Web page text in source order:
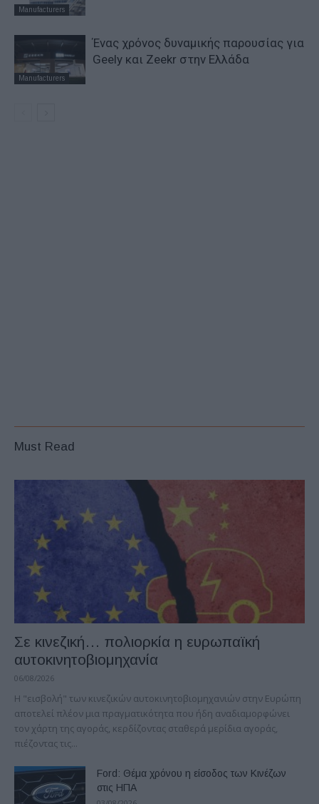
Manufacturers
Manufacturers
Ένας χρόνος δυναμικής παρουσίας για
Geely και Zeekr στην Ελλάδα
Must Read
Σε κινεζική… πολιορκία η ευρωπαϊκή
αυτοκινητοβιομηχανία
06/08/2026
Η "εισβολή" των κινεζικών αυτοκινητοβιομηχανιών στην Ευρώπη
αποτελεί πλέον μια πραγματικότητα που ήδη αναδιαμορφώνει
τον χάρτη της αγοράς, κερδίζοντας σταθερά μερίδια αγοράς,
πιέζοντας τις...
Ford: Θέμα χρόνου η είσοδος των Κινέζων
στις ΗΠΑ